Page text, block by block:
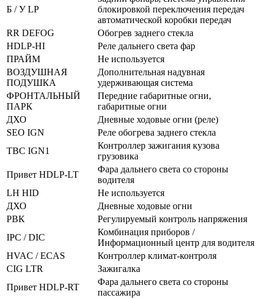
Б / У LP
блокировкой переключения передач
автоматической коробки передач
RR DEFOG
Обогрев заднего стекла
HDLP-HI
Реле дальнего света фар
ПРАЙМ
Не используется
ВОЗДУШНАЯ
ПОДУШКА
Дополнительная надувная
удерживающая система
ФРОНТАЛЬНЫЙ
ПАРК
Передние габаритные огни,
габаритные огни
ДХО
Дневные ходовые огни (реле)
SEO IGN
Реле обогрева заднего стекла
TBC IGN1
Контроллер зажигания кузова
грузовика
Привет HDLP-LT
Фара дальнего света со стороны
водителя
LH HID
Не используется
ДХО
Дневные ходовые огни
РВК
Регулируемый контроль напряжения
IPC / DIC
Комбинация приборов /
Информационный центр для водителя
HVAC / ECAS
Контроллер климат-контроля
CIG LTR
Зажигалка
Привет HDLP-RT
Фара дальнего света со стороны
пассажира